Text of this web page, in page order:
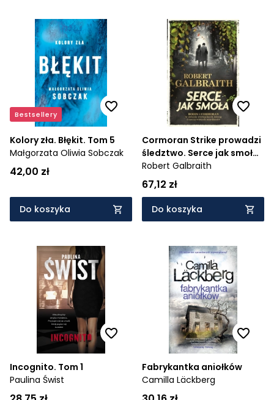
Bestsellery
Kolory zła. Błękit. Tom 5
Małgorzata Oliwia Sobczak
42,00 zł
Do koszyka
Cormoran Strike prowadzi
śledztwo. Serce jak smoła.
Tom 6
Robert Galbraith
67,12 zł
Do koszyka
Incognito. Tom 1
Paulina Świst
Fabrykantka aniołków
Camilla Läckberg